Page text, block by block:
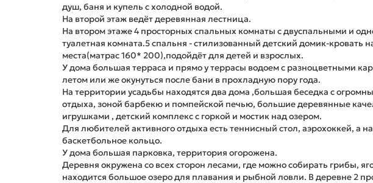
душ, баня и купель с холодной водой.
На второй этаж ведёт деревянная лестница.
На втором этаже 4 просторных спальных комнаты с двуспальными и
туалетная комната.5 спальня - стилизованный детский домик-кровать
места(матрас 160* 200),подойдёт для детей и взрослых.
У дома большая терраса и прямо у террасы водоем с разноцветными
летом или же окунуться после бани в прохладную пору года.
На территории усадьбы находятся два дома ,большая беседка с
отдыха, зоной барбекю и помпейской печью, большие деревянные
игрушками , детский комплекс с горкой и мостик над озером.
Для любителей активного отдыха есть теннисный стол, аэрохоккей, а
баскетбольное кольцо.
У дома большая парковка, территория огорожена.
Деревня окружена со всех сторон лесами, где можно собирать грибы,
находится большое озеро для плавания и рыбной ловли. В деревне 2